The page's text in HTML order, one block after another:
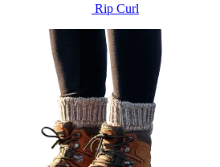
Rip Curl